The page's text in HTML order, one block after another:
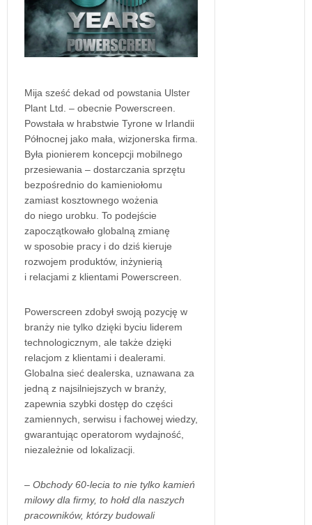
Mija sześć dekad od powstania Ulster
Plant Ltd. – obecnie Powerscreen.
Powstała w hrabstwie Tyrone w Irlandii
Północnej jako mała, wizjonerska firma.
Była pionierem koncepcji mobilnego
przesiewania – dostarczania sprzętu
bezpośrednio do kamieniołomu
zamiast kosztownego wożenia
do niego urobku. To podejście
zapoczątkowało globalną zmianę
w sposobie pracy i do dziś kieruje
rozwojem produktów, inżynierią
i relacjami z klientami Powerscreen.
Powerscreen zdobył swoją pozycję w
branży nie tylko dzięki byciu liderem
technologicznym, ale także dzięki
relacjom z klientami i dealerami.
Globalna sieć dealerska, uznawana za
jedną z najsilniejszych w branży,
zapewnia szybki dostęp do części
zamiennych, serwisu i fachowej wiedzy,
gwarantując operatorom wydajność,
niezależnie od lokalizacji.
– Obchody 60-lecia to nie tylko kamień
milowy dla firmy, to hołd dla naszych
pracowników, którzy budowali